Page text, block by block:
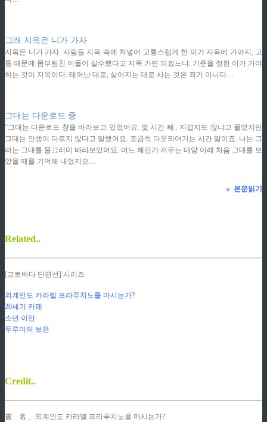
그래 지옥은 니가 가자
지옥은 니가 가자. 사람들 지옥 속에 처넣어 고통스럽게 한 이가 지옥에 가야지, 고
통 때문에 몸부림친 이들이 실수했다고 지옥 가면 되겠느냐. 기준을 정한 이가 가야
하는 것이 지옥이다. 태어난 대로, 살아지는 대로 사는 것은 죄가 아니다…
그대는 다운로드 중
“그대는 다운로드 창을 바라보고 있었어요. 몇 시간 째.. 지겹지도 않냐고 물었지만
그대는 인생이 다르지 않다고 말했어요. 조금씩 다운되어가는 시간 말이죠. 나는 그
러는 그대를 물끄러미 바라보았어요. 어느 해인가 저무는 태양 아래 처음 그대를 보
았을 때를 기억해 내었지요…
» 본문읽기
Related..
[교토바다 단편선] 시리즈
외계인도 카라멜 프라푸치노를 마시는가?
20세기 카페
소년 이안
두루미의 보은
Credit..
書
名 _ 외계인도 카라멜 프라푸치노를 마시는가?